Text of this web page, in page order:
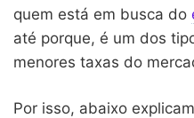
quem está em busca do
até porque, é um dos
menores taxas do
Por isso, abaixo